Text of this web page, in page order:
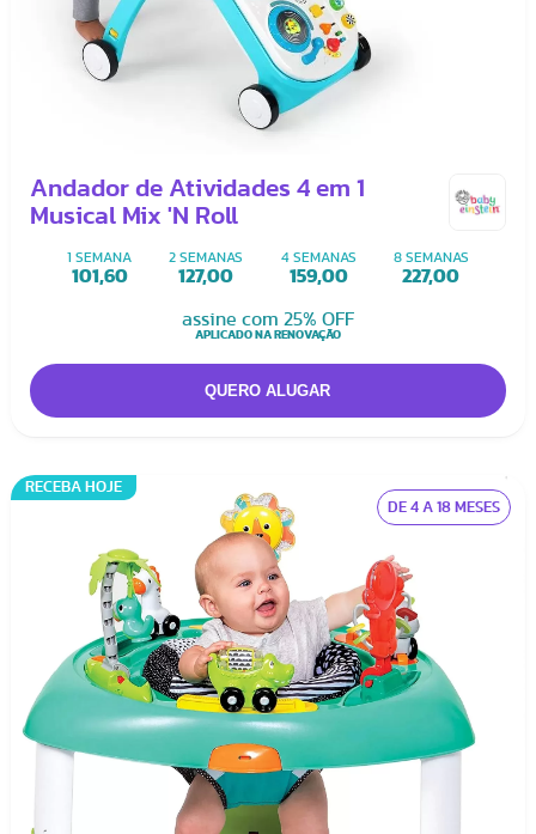
Andador de Atividades 4 em 1
Musical Mix 'N Roll
1 SEMANA
101,60
2 SEMANAS
127,00
4 SEMANAS
159,00
8 SEMANAS
227,00
assine com 25% OFF
APLICADO NA RENOVAÇÃO
RECEBA HOJE
DE 4 A 18 MESES